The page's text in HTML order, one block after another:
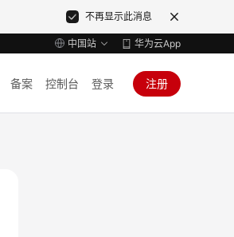
不再显示此消息
中国站 华为云App
备案 控制台 登录 注册